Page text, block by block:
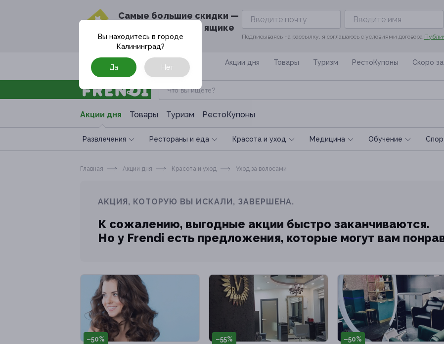
Cамые большие скидки —
в твоём почтовом ящике
Подписываясь на рассылку, я соглашаюсь с условиями договора
Москва Акции дня Товары Туризм РестоКупоны Скоро
Акции дня Товары Туризм РестоКупоны
Развлечения Рестораны и еда Красота и уход Медицина Обучение
Вы находитесь в городе
Калининград?
Да Нет
Главная Акции дня Красота и уход Уход за волосами
АКЦИЯ, КОТОРУЮ ВЫ ИСКАЛИ, ЗАВЕРШЕНА.
К сожалению, выгодные акции быстро заканчиваются.
Но у Frendi есть предложения, которые могут вам
–50%
–55%
–50%